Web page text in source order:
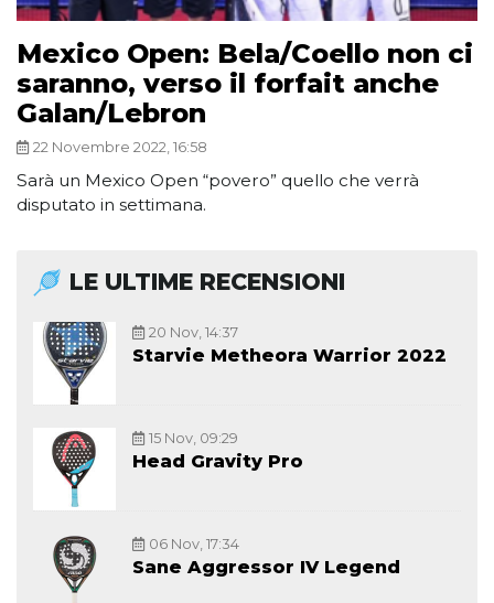
Mexico Open: Bela/Coello non ci
saranno, verso il forfait anche
Galan/Lebron
22 Novembre 2022, 16:58
Sarà un Mexico Open “povero” quello che verrà
disputato in settimana.
LE ULTIME RECENSIONI
20 Nov, 14:37
Starvie Metheora Warrior 2022
15 Nov, 09:29
Head Gravity Pro
06 Nov, 17:34
Sane Aggressor IV Legend